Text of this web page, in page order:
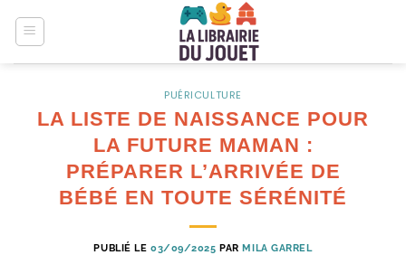
PUÉRICULTURE
LA LISTE DE NAISSANCE POUR
LA FUTURE MAMAN :
PRÉPARER L’ARRIVÉE DE
BÉBÉ EN TOUTE SÉRÉNITÉ
PUBLIÉ LE 03/09/2025 PARMILA GARREL